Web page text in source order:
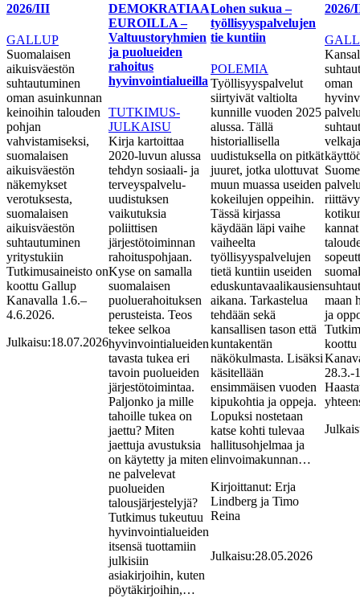
2026/III
GALLUP
Suomalaisen
aikuisväestön
suhtautuminen
oman asuinkunnan
keinoihin talouden
pohjan
vahvistamiseksi,
suomalaisen
aikuisväestön
näkemykset
verotuksesta,
suomalaisen
aikuisväestön
suhtautuminen
yritystukiin
Tutkimusaineisto on
koottu Gallup
Kanavalla 1.6.–
4.6.2026.
Julkaisu:18.07.2026
DEMOKRATIAA
EUROILLA –
Valtuustoryhmien
ja puolueiden
rahoitus
hyvinvointialueilla
TUTKIMUS-
JULKAISU
Kirja kartoittaa
2020-luvun alussa
tehdyn sosiaali- ja
terveyspalvelu-
uudistuksen
vaikutuksia
poliittisen
järjestötoiminnan
rahoituspohjaan.
Kyse on samalla
suomalaisen
puoluerahoituksen
perusteista. Teos
tekee selkoa
hyvinvointialueiden
tavasta tukea eri
tavoin puolueiden
järjestötoimintaa.
Paljonko ja mille
tahoille tukea on
jaettu? Miten
jaettuja avustuksia
on käytetty ja miten
ne palvelevat
puolueiden
talousjärjestelyjä?
Tutkimus tukeutuu
hyvinvointialueiden
itsensä tuottamiin
julkisiin
asiakirjoihin, kuten
pöytäkirjoihin,…
Lohen sukua –
työllisyyspalvelujen
tie kuntiin
POLEMIA
Työllisyyspalvelut
siirtyivät valtiolta
kunnille vuoden 2025
alussa. Tällä
historiallisella
uudistuksella on pitkät
juuret, jotka ulottuvat
muun muassa useiden
kokeilujen oppeihin.
Tässä kirjassa
käydään läpi vaihe
vaiheelta
työllisyyspalvelujen
tietä kuntiin useiden
eduskuntavaalikausien
aikana. Tarkastelua
tehdään sekä
kansallisen tason että
kuntakentän
näkökulmasta. Lisäksi
käsitellään
ensimmäisen vuoden
kipukohtia ja oppeja.
Lopuksi nostetaan
katse kohti tulevaa
hallitusohjelmaa ja
elinvoimakunnan…
Kirjoittanut: Erja
Lindberg ja Timo
Reina
Julkaisu:28.05.2026
2026/
oman
maan
ja
koottu
28.3.-